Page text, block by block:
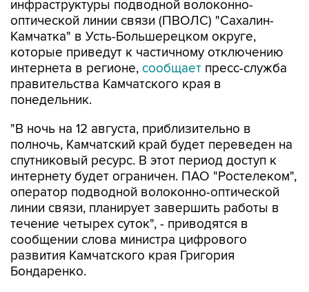
инфраструктуры подводной волоконно-
оптической линии связи (ПВОЛС) "Сахалин-
Камчатка" в Усть-Большерецком округе,
которые приведут к частичному отключению
интернета в регионе, сообщает пресс-служба
правительства Камчатского края в
понедельник.
"В ночь на 12 августа, приблизительно в
полночь, Камчатский край будет переведен на
спутниковый ресурс. В этот период доступ к
интернету будет ограничен. ПАО "Ростелеком",
оператор подводной волоконно-оптической
линии связи, планирует завершить работы в
течение четырех суток", - приводятся в
сообщении слова министра цифрового
развития Камчатского края Григория
Бондаренко.